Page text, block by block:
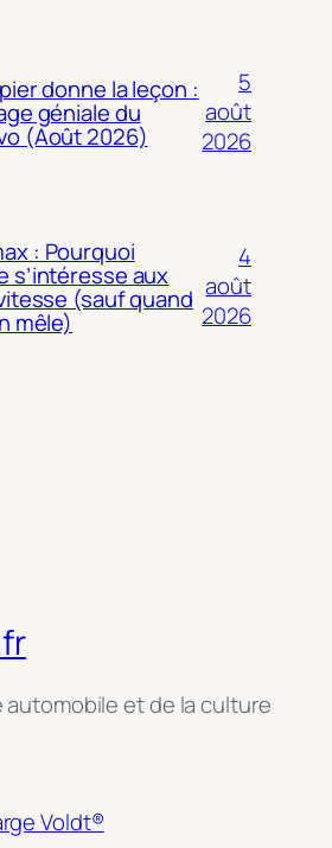
donne la leçon :
géniale du
(Août 2026)
5
août
2026
: Pourquoi
s’intéresse aux
(sauf quand
mêle)
4
août
2026
automobile et de la culture
Voldt®